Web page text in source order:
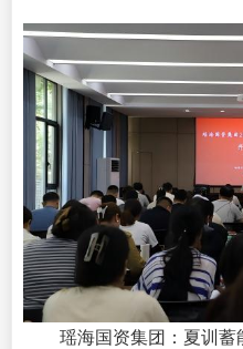
瑶海国资集团：夏训蓄